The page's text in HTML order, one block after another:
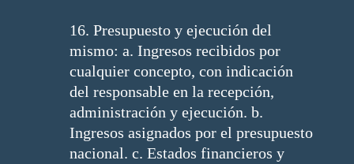
16. Presupuesto y ejecución del
mismo: a. Ingresos recibidos por
cualquier concepto, con indicación
del responsable en la recepción,
administración y ejecución. b.
Ingresos asignados por el presupuesto
nacional. c. Estados financieros y